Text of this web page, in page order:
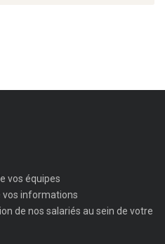
vos équipes
vos informations
de nos salariés au sein de votre